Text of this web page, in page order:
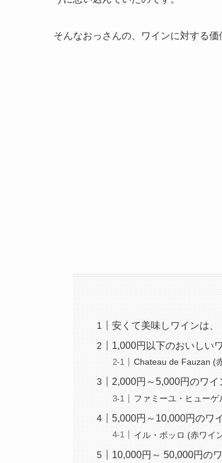
そんなおっさんの、ワインに対する
安くて美味しワインは
1,000円以下のおいしい
Chateau de Fauzan (
2,000円～5,000円のワ
ファミーユ・ヒュー
5,000円～10,000円のワ
イル・ボッロ (赤ワイ
10,000円～ 50,000円の